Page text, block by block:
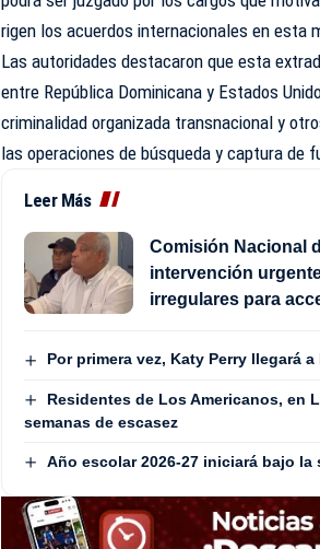
rigen los acuerdos internacionales en esta
Las autoridades destacaron que esta
entre República Dominicana y Estados
criminalidad organizada transnacional y
las operaciones de búsqueda y captura de
Leer Más
Comisión Nacional
intervención
irregulares para
Por primera vez, Katy Perry llegará
Residentes de Los Americanos, en
semanas de escasez
Año escolar 2026-27 iniciará bajo